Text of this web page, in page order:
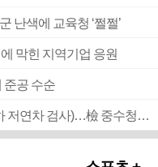
난색에 교육청 ‘쩔쩔’
막힌 지역기업 응원
준공 수순
■ 검사 신분 버리고 직급하향(10년 이하 저연차 검사)…檢 중수청행 기피